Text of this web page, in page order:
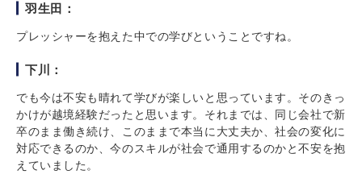
羽生田：
プレッシャーを抱えた中での学びということですね。
下川：
でも今は不安も晴れて学びが楽しいと思っています。そのきっ
かけが越境経験だったと思います。それまでは、同じ会社で新
卒のまま働き続け、このままで本当に大丈夫か、社会の変化に
対応できるのか、今のスキルが社会で通用するのかと不安を抱
えていました。